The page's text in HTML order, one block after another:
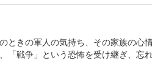
ときの軍人の気持ち、その家族の
「戦争」という恐怖を受け継ぎ、忘